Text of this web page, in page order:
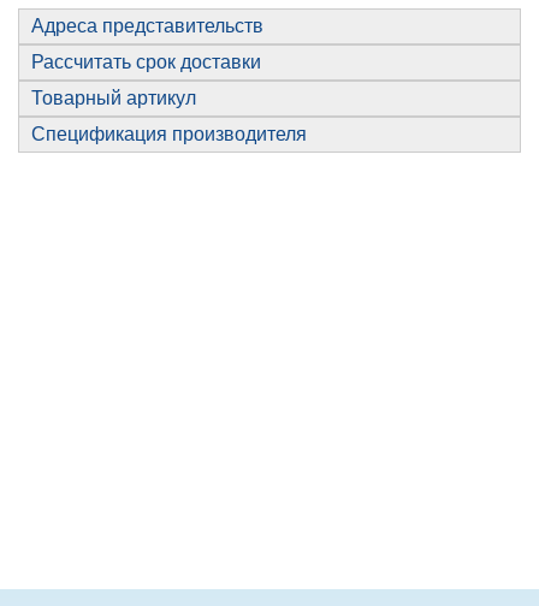
Адреса представительств
Рассчитать срок доставки
Товарный артикул
Спецификация производителя